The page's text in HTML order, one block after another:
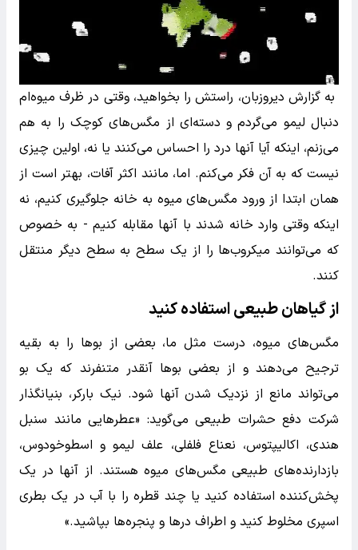
به گزارش دیروزبان، راستش را بخواهید، وقتی در ظرف میوه‌ام
دنبال لیمو می‌گردم و دسته‌ای از مگس‌های کوچک را به هم
می‌زنم، اینکه آیا آنها درد را احساس می‌کنند یا نه، اولین چیزی
نیست که به آن فکر می‌کنم. اما، مانند اکثر آفات، بهتر است از
همان ابتدا از ورود مگس‌های میوه به خانه جلوگیری کنیم، نه
اینکه وقتی وارد خانه شدند با آنها مقابله کنیم - به خصوص
که می‌توانند میکروب‌ها را از یک سطح به سطح دیگر منتقل
کنند.
از گیاهان طبیعی استفاده کنید
مگس‌های میوه، درست مثل ما، بعضی از بوها را به بقیه
ترجیح می‌دهند و از بعضی بوها آنقدر متنفرند که یک بو
می‌تواند مانع از نزدیک شدن آنها شود. نیک بارکر، بنیانگذار
شرکت دفع حشرات طبیعی می‌گوید: «عطرهایی مانند سنبل
هندی، اکالیپتوس، نعناع فلفلی، علف لیمو و اسطوخودوس،
بازدارنده‌های طبیعی مگس‌های میوه هستند. از آنها در یک
پخش‌کننده استفاده کنید یا چند قطره را با آب در یک بطری
اسپری مخلوط کنید و اطراف درها و پنجره‌ها بپاشید.»